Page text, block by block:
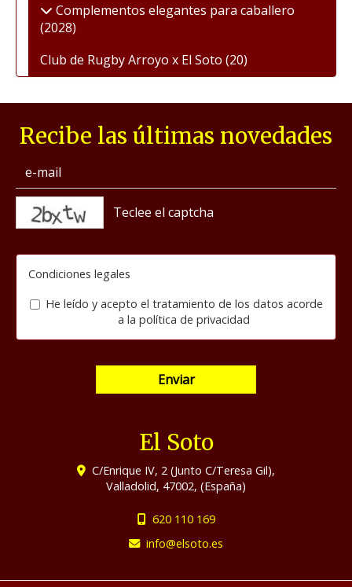
Complementos elegantes para caballero
(2028)
Club de Rugby Arroyo x El Soto (20)
Recibe las últimas novedades
Condiciones legales
He leído y acepto el tratamiento de los datos acorde
a la política de privacidad
Enviar
El Soto
C/Enrique IV, 2 (Junto C/Teresa Gil),
Valladolid, 47002, (España)
620 110 169
info
elsoto.es